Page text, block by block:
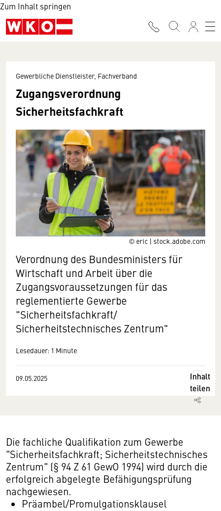
Zum Inhalt springen
© eric | stock.adobe.com
Gewerbliche Dienstleister, Fachverband
Zugangsverordnung
Sicherheitsfachkraft
Verordnung des Bundesministers für
Wirtschaft und Arbeit über die
Zugangsvoraussetzungen für das
reglementierte Gewerbe
"Sicherheitsfachkraft/
Sicherheitstechnisches Zentrum"
Lesedauer: 1 Minute
09.05.2025
Inhalt
teilen
Die fachliche Qualifikation zum Gewerbe
"Sicherheitsfachkraft; Sicherheitstechnisches
Zentrum" (§ 94 Z 61 GewO 1994) wird durch die
erfolgreich abgelegte Befähigungsprüfung
nachgewiesen.
Präambel/Promulgationsklausel